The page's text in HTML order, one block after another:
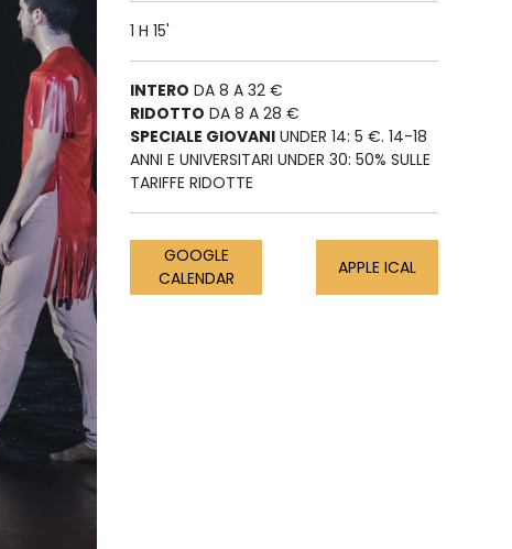
1 H 15'
INTERO DA 8 A 32 €
RIDOTTO DA 8 A 28 €
SPECIALE GIOVANI UNDER 14: 5 €. 14-18
ANNI E UNIVERSITARI UNDER 30: 50% SULLE
TARIFFE RIDOTTE
GOOGLE
CALENDAR
APPLE ICAL